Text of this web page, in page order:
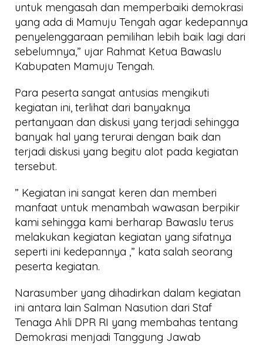
untuk mengasah dan memperbaiki demokrasi
yang ada di Mamuju Tengah agar kedepannya
penyelenggaraan pemilihan lebih baik lagi dari
sebelumnya,” ujar Rahmat Ketua Bawaslu
Kabupaten Mamuju Tengah.
Para peserta sangat antusias mengikuti
kegiatan ini, terlihat dari banyaknya
pertanyaan dan diskusi yang terjadi sehingga
banyak hal yang terurai dengan baik dan
terjadi diskusi yang begitu alot pada kegiatan
tersebut.
” Kegiatan ini sangat keren dan memberi
manfaat untuk menambah wawasan berpikir
kami sehingga kami berharap Bawaslu terus
melakukan kegiatan kegiatan yang sifatnya
seperti ini kedepannya ,” kata salah seorang
peserta kegiatan.
Narasumber yang dihadirkan dalam kegiatan
ini antara lain Salman Nasution dari Staf
Tenaga Ahli DPR RI yang membahas tentang
Demokrasi menjadi Tanggung Jawab